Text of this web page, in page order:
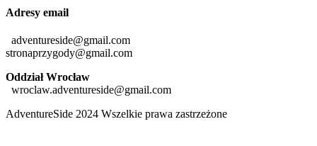
Adresy email
adventureside@gmail.com
stronaprzygody@gmail.com
Oddział Wrocław
wroclaw.adventureside@gmail.com
AdventureSide 2024 Wszelkie prawa zastrzeżone